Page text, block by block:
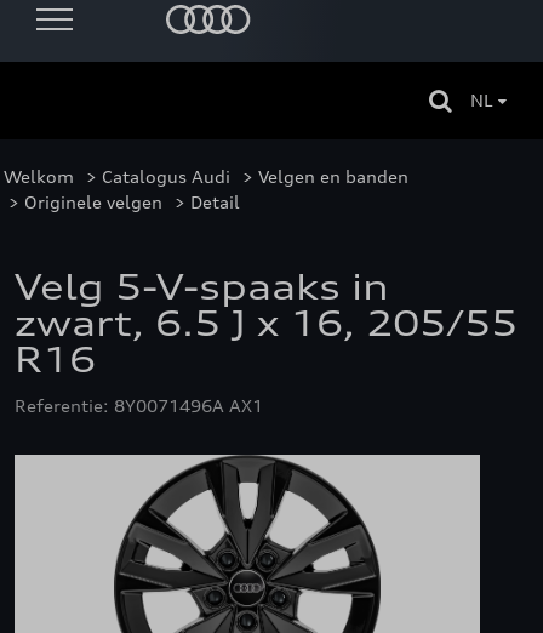
NL
Welkom > Catalogus Audi > Velgen en banden
> Originele velgen > Detail
Velg 5-V-spaaks in
zwart, 6.5 J x 16, 205/55
R16
Referentie: 8Y0071496A AX1